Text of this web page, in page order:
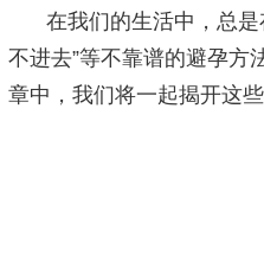
在我们的生活中，总是
不进去”等不靠谱的避孕方
章中，我们将一起揭开这